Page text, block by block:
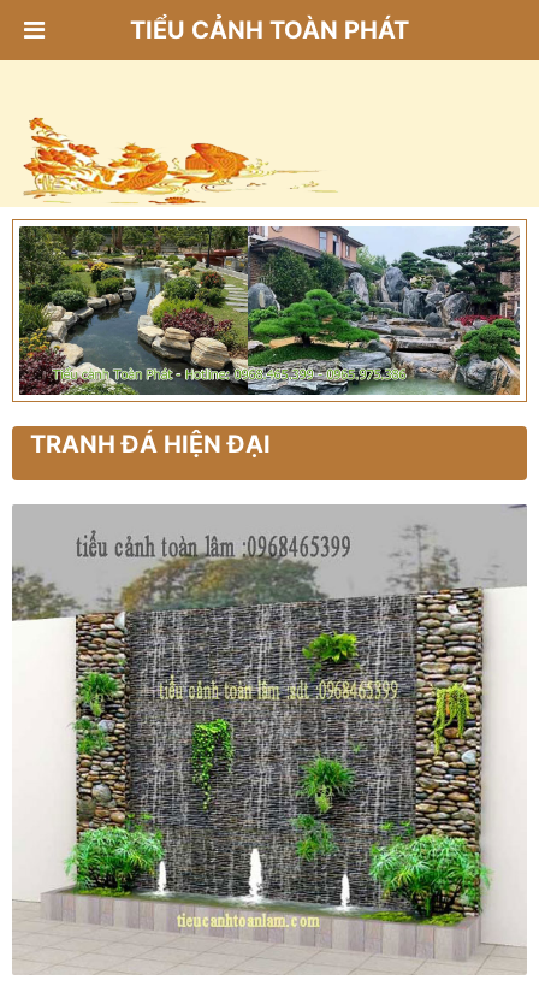
TIỂU CẢNH TOÀN PHÁT
TRANH ĐÁ HIỆN ĐẠI